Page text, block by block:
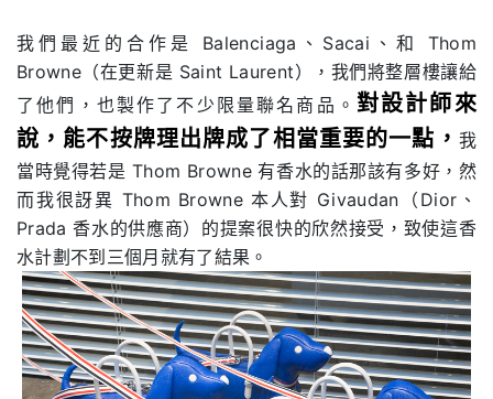
我們最近的合作是 Balenciaga、Sacai、和 Thom
Browne（在更新是 Saint Laurent），我們將整層樓讓給
了他們，也製作了不少限量聯名商品。 對設計師來
說，能不按牌理出牌成了相當重要的一點， 我
當時覺得若是 Thom Browne 有香水的話那該有多好，然
而我很訝異 Thom Browne 本人對 Givaudan（Dior、
Prada 香水的供應商）的提案很快的欣然接受，致使這香
水計劃不到三個月就有了結果。